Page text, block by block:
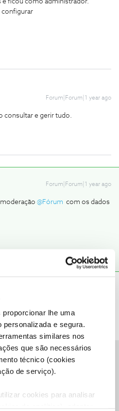
lhe uma
personalizada e segura.
similares nos
que são necessários
técnico (cookies
de serviço).
cookies para analisar
e ficou como administrador.
configurar
Forum|Forum|1 year ago
consultar e gerir tudo.
Forum|Forum|1 year ago
@Fórum com os dados
Forum|Forum|1 year ago